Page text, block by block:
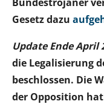
Gesetz dazu
Update Ende April
die Legalisierung
beschlossen. Die
der Opposition